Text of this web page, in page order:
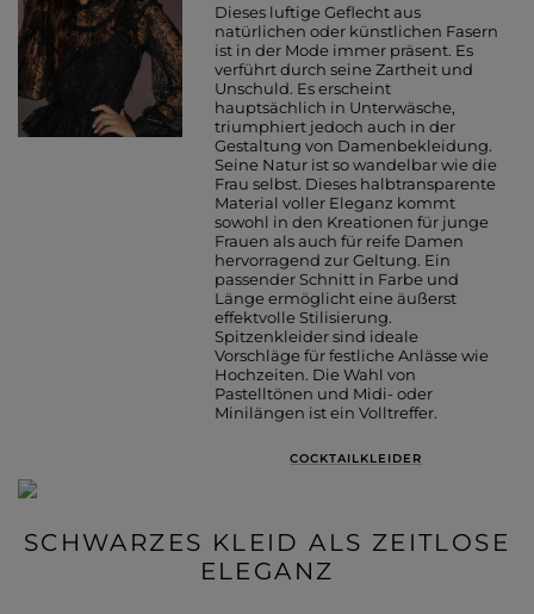
Dieses luftige Geflecht aus
natürlichen oder künstlichen Fasern
ist in der Mode immer präsent. Es
verführt durch seine Zartheit und
Unschuld. Es erscheint
hauptsächlich in Unterwäsche,
triumphiert jedoch auch in der
Gestaltung von Damenbekleidung.
Seine Natur ist so wandelbar wie die
Frau selbst. Dieses halbtransparente
Material voller Eleganz kommt
sowohl in den Kreationen für junge
Frauen als auch für reife Damen
hervorragend zur Geltung. Ein
passender Schnitt in Farbe und
Länge ermöglicht eine äußerst
effektvolle Stilisierung.
Spitzenkleider sind ideale
Vorschläge für festliche Anlässe wie
Hochzeiten. Die Wahl von
Pastelltönen und Midi- oder
Minilängen ist ein Volltreffer.
COCKTAILKLEIDER
SCHWARZES KLEID ALS ZEITLOSE
ELEGANZ